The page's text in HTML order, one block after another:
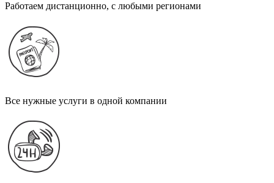
Работаем дистанционно, с любыми регионами
Все нужные услуги в одной компании